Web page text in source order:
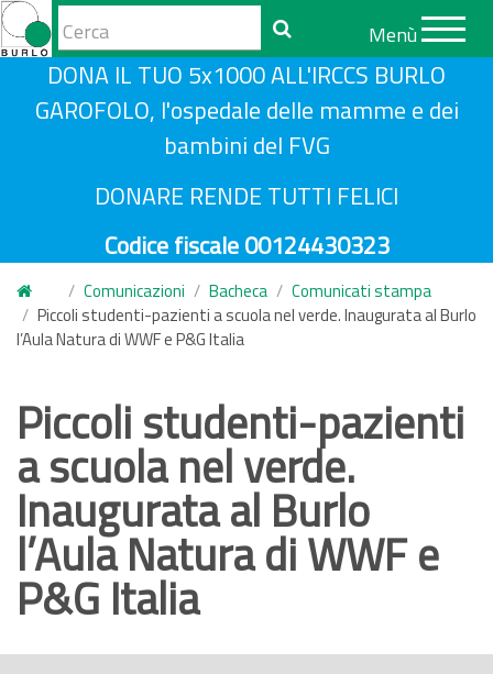
Form
di
ricerca
Cerca
DONA IL TUO 5x1000 ALL'IRCCS BURLO
GAROFOLO, l'ospedale delle mamme e dei
bambini del FVG
DONARE RENDE TUTTI FELICI
Codice fiscale 00124430323
Menù
Comunicazioni Bacheca
Comunicati stampa
Piccoli studenti-pazienti a scuola nel verde. Inaugurata al Burlo
l’Aula Natura di WWF e P&G Italia
Piccoli studenti-pazienti
a scuola nel verde.
Inaugurata al Burlo
l’Aula Natura di WWF e
P&G Italia